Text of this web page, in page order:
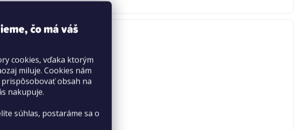
čo má váš
cookies, vďaka ktorým
miluje. Cookies nám
obsah na
nakupuje.
súhlas, postaráme sa o